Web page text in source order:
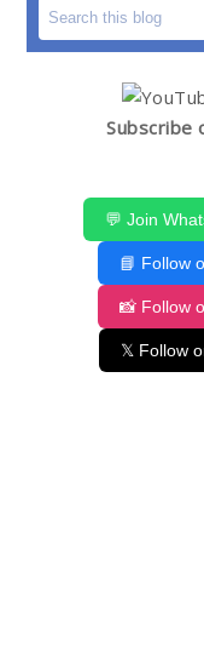
Subscribe
💬 Join
📘 Follow
📸 Follow
𝕏 Follow